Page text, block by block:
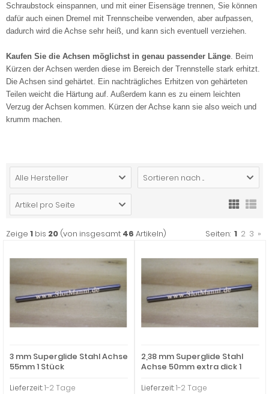
Schraubstock einspannen, und mit einer Eisensäge trennen, Sie können
dafür auch einen Dremel mit Trennscheibe verwenden, aber aufpassen,
dadurch wird die Achse sehr heiß, und kann sich eventuell verziehen.
Kaufen Sie die Achsen möglichst in genau passender Länge . Beim
Kürzen der Achsen werden diese im Bereich der Trennstelle stark erhitzt.
Die Achsen sind gehärtet. Ein nachträgliches Erhitzen von gehärteten
Teilen weicht die Härtung auf. Außerdem kann es zu einem leichten
Verzug der Achsen kommen. Kürzen der Achse kann sie also weich und
krumm machen.
Alle Hersteller Sortieren nach ...
Artikel pro Seite
Zeige 1 bis 20 (von insgesamt 46 Artikeln) Seiten: 1 2 3 »
3 mm Superglide Stahl Achse
55mm 1 Stück
Lieferzeit:1-2 Tage
2,38 mm Superglide Stahl
Achse 50mm extra dick 1
Lieferzeit:1-2 Tage